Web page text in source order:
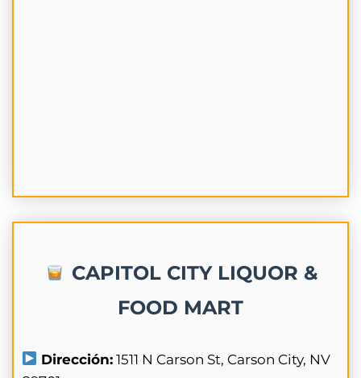
CAPITOL CITY LIQUOR &
FOOD MART
Dirección: 1511 N Carson St, Carson City, NV